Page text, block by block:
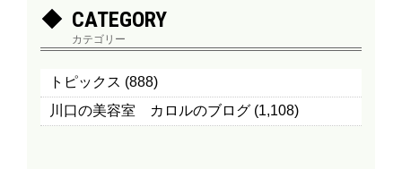
CATEGORY
カテゴリー
トピックス (888)
川口の美容室 カロルのブログ (1,108)